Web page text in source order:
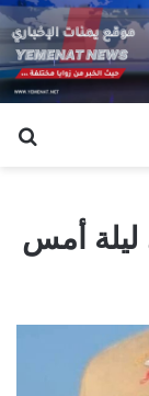
ليلة أمس